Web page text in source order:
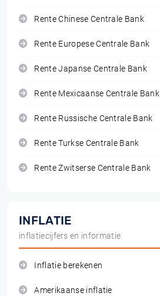
Rente Chinese Centrale Bank
Rente Europese Centrale Bank
Rente Japanse Centrale Bank
Rente Mexicaanse Centrale Bank
Rente Russische Centrale Bank
Rente Turkse Centrale Bank
Rente Zwitserse Centrale Bank
INFLATIE
inflatiecijfers en informatie
Inflatie berekenen
Amerikaanse inflatie